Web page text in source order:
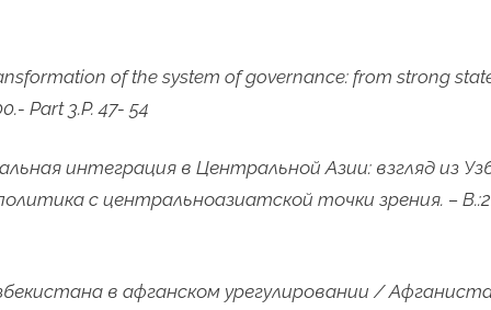
of the system of governance: from strong
Part 3.P. 47- 54
интеграция в Центральной Азии: взгляд из
с центральноазиатской точки зрения. –
в афганском урегулировании /